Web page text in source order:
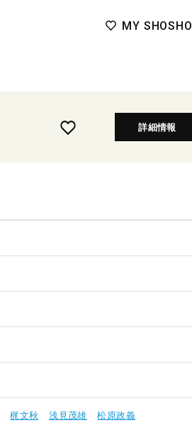
MY SHOSHO
詳細情報
梶文秋 浅見茂雄 松原政義